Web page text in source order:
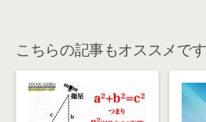
こちらの記事もオススメです